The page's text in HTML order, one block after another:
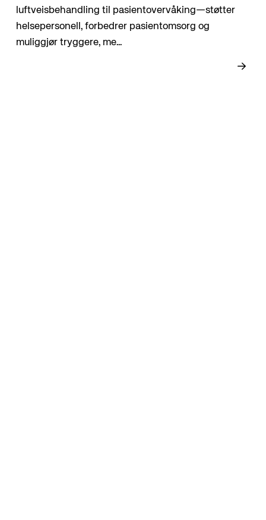
luftveisbehandling til pasientovervåking—støtter
helsepersonell, forbedrer pasientomsorg og
muliggjør tryggere, me...